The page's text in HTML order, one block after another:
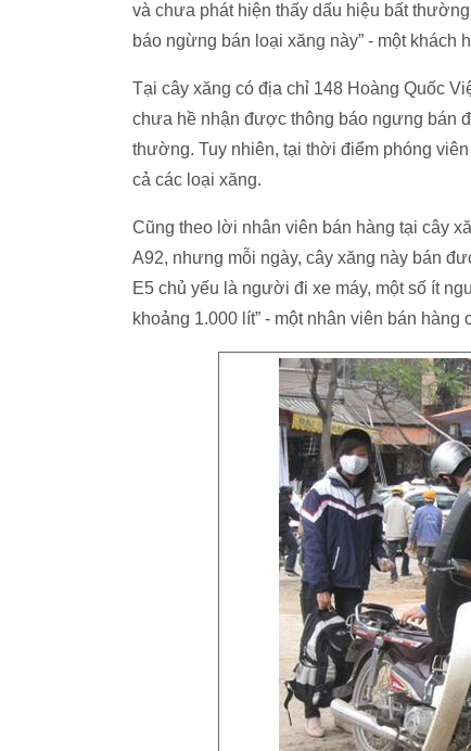
và chưa phát hiện thấy dấu hiệu bất
báo ngừng bán loại xăng này” - một khách
Tại cây xăng có địa chỉ 148 Hoàng Quốc
chưa hề nhận được thông báo ngưng bán
thường. Tuy nhiên, tại thời điểm phóng
cả các loại xăng.
Cũng theo lời nhân viên bán hàng tại cây
A92, nhưng mỗi ngày, cây xăng này bán
E5 chủ yếu là người đi xe máy, một số ít
khoảng 1.000 lít” - một nhân viên bán hàng